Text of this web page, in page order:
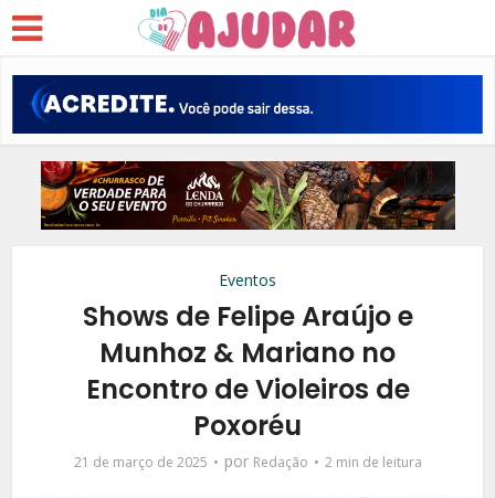
Eventos
Shows de Felipe Araújo e
Munhoz & Mariano no
Encontro de Violeiros de
Poxoréu
21 de março de 2025 por Redação 2 min de leitura